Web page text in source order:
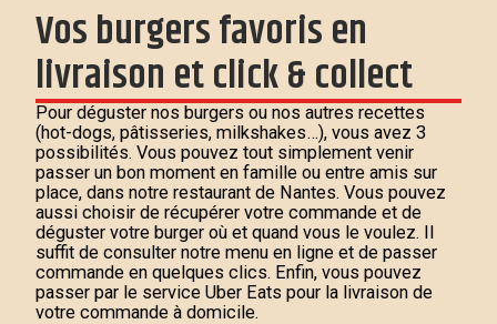
Vos burgers favoris en
livraison et click & collect
Pour déguster nos burgers ou nos autres recettes
(hot-dogs, pâtisseries, milkshakes…), vous avez 3
possibilités. Vous pouvez tout simplement venir
passer un bon moment en famille ou entre amis sur
place, dans notre restaurant de Nantes. Vous pouvez
aussi choisir de récupérer votre commande et de
déguster votre burger où et quand vous le voulez. Il
suffit de consulter notre menu en ligne et de passer
commande en quelques clics. Enfin, vous pouvez
passer par le service Uber Eats pour la livraison de
votre commande à domicile.